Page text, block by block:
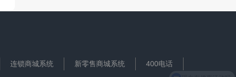
连锁商城系统 新零售商城系统 400电话